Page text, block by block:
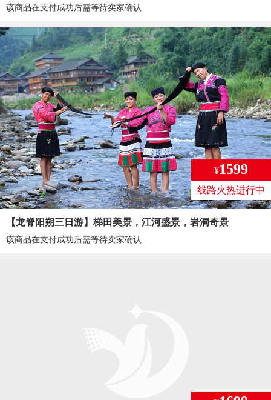
该商品在支付成功后需等待卖家确认
¥1599
线路火热进行中
【龙脊阳朔三日游】梯田美景，江河盛景，岩洞奇景
该商品在支付成功后需等待卖家确认